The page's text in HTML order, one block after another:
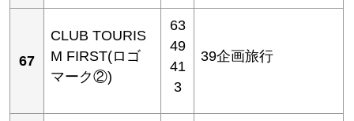
67
CLUB TOURIS
M FIRST(ロゴ
マーク②)
63
49
41
3
39企画旅行